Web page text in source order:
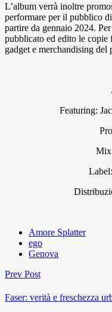
L’album verrà inoltre
performare per il pubblico
partire da gennaio 2024.
pubblicato ed edito le copie
gadget e merchandising del
Featuring:
Mix
Amore Splatter
ego
Genova
Prev Post
Faser: verità e freschezza